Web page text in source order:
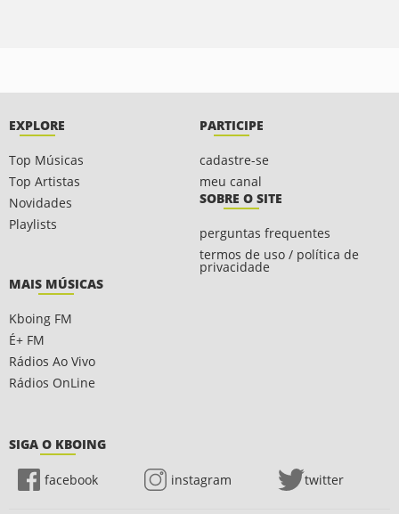
EXPLORE
Top Músicas
Top Artistas
Novidades
Playlists
PARTICIPE
cadastre-se
meu canal
SOBRE O SITE
perguntas frequentes
termos de uso / política de
privacidade
MAIS MÚSICAS
Kboing FM
É+ FM
Rádios Ao Vivo
Rádios OnLine
SIGA O KBOING
facebook instagram twitter